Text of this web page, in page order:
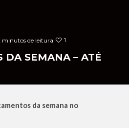
minutos de leitura 1
DA SEMANA – ATÉ
da semana no